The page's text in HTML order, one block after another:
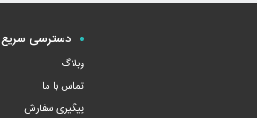
دسترسی سریع
وبلاگ
تماس با ما
پیگیری سفارش